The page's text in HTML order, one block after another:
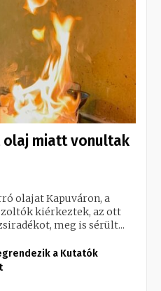
miatt vonultak
olajat Kapuváron, a
kiérkeztek, az ott
meg is sérült...
a Kutatók